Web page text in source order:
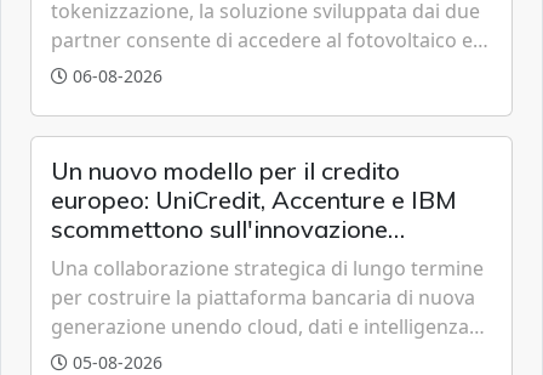
tokenizzazione, la soluzione sviluppata dai due
partner consente di accedere al fotovoltaico e
all'eolico ottenendo risparmi diretti in bolletta,
06-08-2026
Un nuovo modello per il credito
europeo: UniCredit, Accenture e IBM
scommettono sull'innovazione
tecnologica
Una collaborazione strategica di lungo termine
per costruire la piattaforma bancaria di nuova
generazione unendo cloud, dati e intelligenza
artificiale.
05-08-2026